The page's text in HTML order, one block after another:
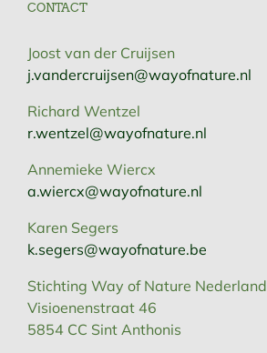
CONTACT
Joost van der Cruijsen
j.vandercruijsen@wayofnature.nl
Richard Wentzel
r.wentzel@wayofnature.nl
Annemieke Wiercx
a.wiercx@wayofnature.nl
Karen Segers
k.segers@wayofnature.be
Stichting Way of Nature Nederland
Visioenenstraat 46
5854 CC Sint Anthonis